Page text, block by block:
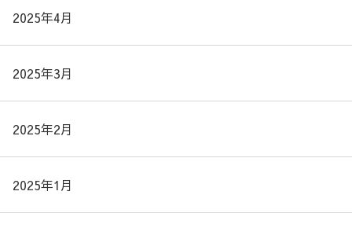
2025年4月
2025年3月
2025年2月
2025年1月